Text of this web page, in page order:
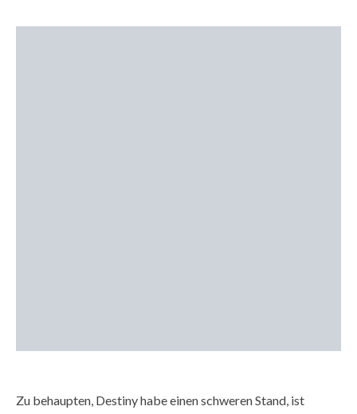
Zu behaupten, Destiny habe einen schweren Stand, ist